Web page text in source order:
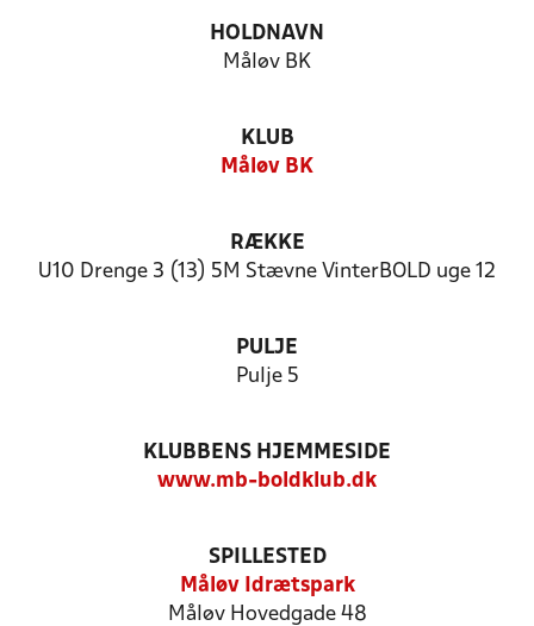
HOLDNAVN
Måløv BK
KLUB
Måløv BK
RÆKKE
U10 Drenge 3 (13) 5M Stævne VinterBOLD uge 12
PULJE
Pulje 5
KLUBBENS HJEMMESIDE
www.mb-boldklub.dk
SPILLESTED
Måløv Idrætspark
Måløv Hovedgade 48